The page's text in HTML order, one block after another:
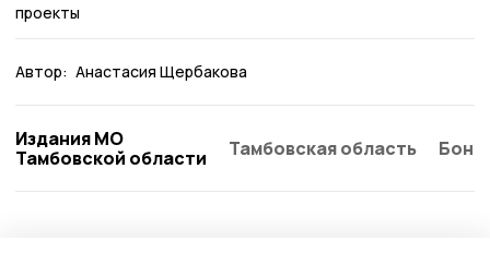
проекты
Автор: Анастасия Щербакова
Издания МО
Тамбовской области
Тамбовская область